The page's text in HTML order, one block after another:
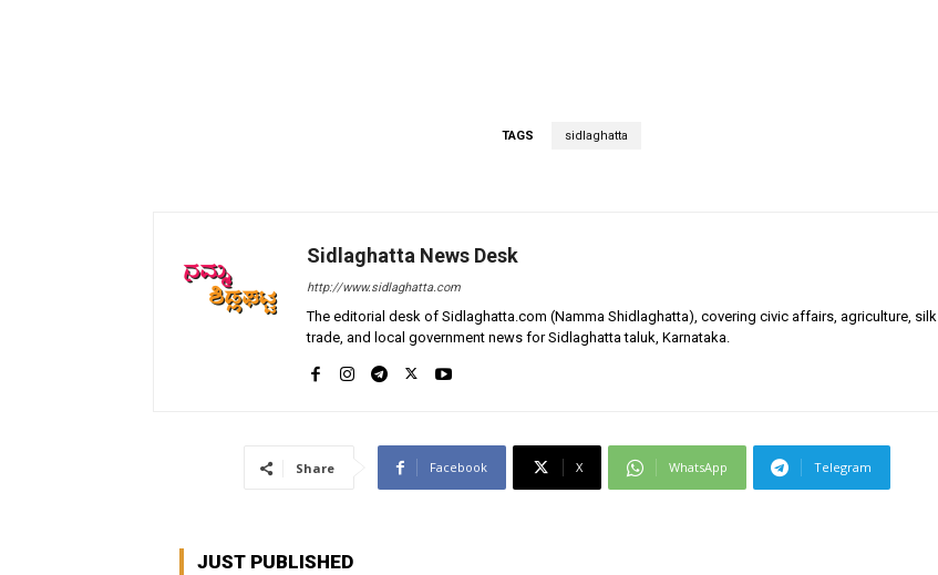
TAGS sidlaghatta
Sidlaghatta News Desk
http://www.sidlaghatta.com
The editorial desk of Sidlaghatta.com (Namma Shidlaghatta), covering civic affairs, agriculture, silk
trade, and local government news for Sidlaghatta taluk, Karnataka.
Share Facebook X WhatsApp Telegram
JUST PUBLISHED